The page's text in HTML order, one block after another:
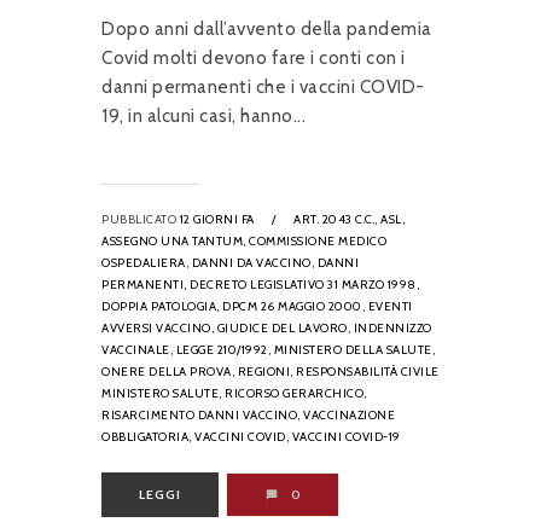
Dopo anni dall’avvento della pandemia
Covid molti devono fare i conti con i
danni permanenti che i vaccini COVID-
19, in alcuni casi, hanno...
PUBBLICATO 12 GIORNI FA / ART. 2043 C.C., ASL,
ASSEGNO UNA TANTUM, COMMISSIONE MEDICO
OSPEDALIERA, DANNI DA VACCINO, DANNI
PERMANENTI, DECRETO LEGISLATIVO 31 MARZO 1998,
DOPPIA PATOLOGIA, DPCM 26 MAGGIO 2000, EVENTI
AVVERSI VACCINO, GIUDICE DEL LAVORO, INDENNIZZO
VACCINALE, LEGGE 210/1992, MINISTERO DELLA SALUTE,
ONERE DELLA PROVA, REGIONI, RESPONSABILITÀ CIVILE
MINISTERO SALUTE, RICORSO GERARCHICO,
RISARCIMENTO DANNI VACCINO, VACCINAZIONE
OBBLIGATORIA, VACCINI COVID, VACCINI COVID-19
LEGGI 0